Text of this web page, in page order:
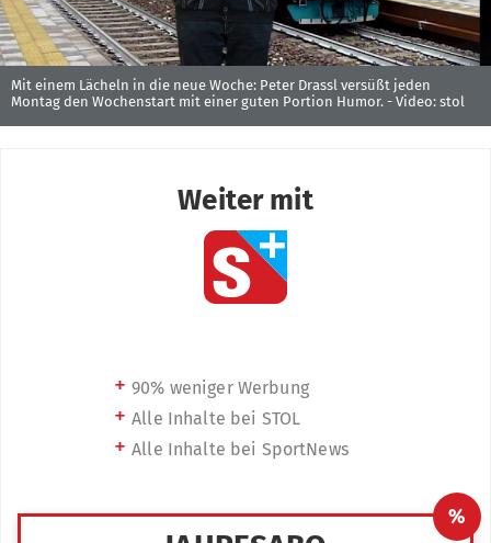
Mit einem Lächeln in die neue Woche: Peter Drassl versüßt jeden
Montag den Wochenstart mit einer guten Portion Humor. - Video: stol